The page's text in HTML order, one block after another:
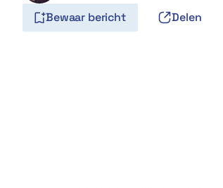
Bewaar bericht Delen